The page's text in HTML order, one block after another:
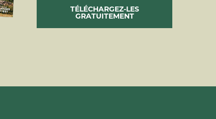
TÉLÉCHARGEZ-LES
GRATUITEMENT